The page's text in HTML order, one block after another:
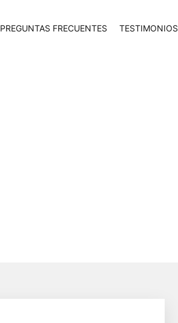
PREGUNTAS FRECUENTES TESTIMONIOS